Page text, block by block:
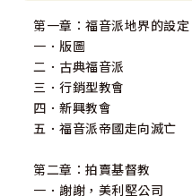
第一章：福音派地界的設定
一．版圖
二．古典福音派
三．行銷型教會
四．新興教會
五．福音派帝國走向滅亡
第二章：拍賣基督教
一．謝謝，美利堅公司